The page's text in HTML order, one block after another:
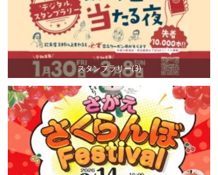
スタンプラリー(3)